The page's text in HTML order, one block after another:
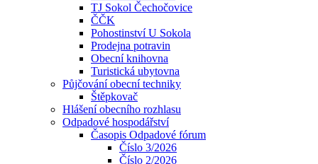
TJ Sokol Čechočovice
ČČK
Pohostinství U Sokola
Prodejna potravin
Obecní knihovna
Turistická ubytovna
Půjčování obecní techniky
Štěpkovač
Hlášení obecního rozhlasu
Odpadové hospodářství
Časopis Odpadové fórum
Číslo 3/2026
Číslo 2/2026